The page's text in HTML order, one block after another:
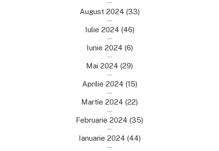
August 2024 (33)
Iulie 2024 (46)
Iunie 2024 (6)
Mai 2024 (29)
Aprilie 2024 (15)
Martie 2024 (22)
Februarie 2024 (35)
Ianuarie 2024 (44)